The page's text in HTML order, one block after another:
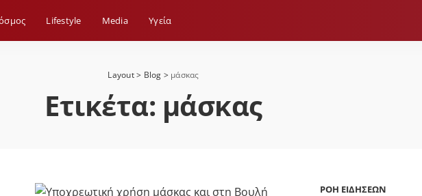
Lifestyle Media Yγεία
Layout> Blog > μάσκας
Ετικέτα: μάσκας
ΡΟΗ ΕΙΔΗΣΕΩΝ